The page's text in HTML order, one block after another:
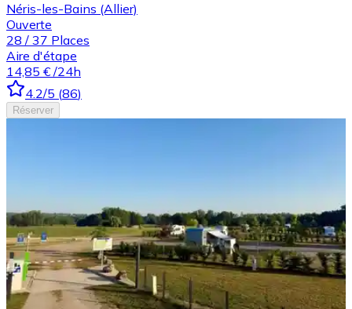
Néris-les-Bains (Allier)
Ouverte
28 / 37 Places
Aire d'étape
14,85 € /24h
4.2/5 (86)
Réserver